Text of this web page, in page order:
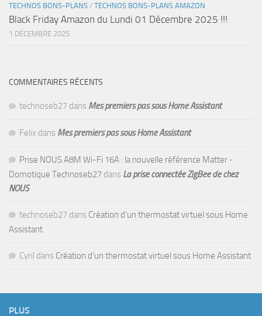
TECHNOS BONS-PLANS / TECHNOS BONS-PLANS AMAZON
Black Friday Amazon du Lundi 01 Décembre 2025 !!!
1 DÉCEMBRE 2025
COMMENTAIRES RÉCENTS
technoseb27 dans Mes premiers pas sous Home Assistant
Felix dans Mes premiers pas sous Home Assistant
Prise NOUS A8M Wi-Fi 16A : la nouvelle référence Matter -
Domotique Technoseb27 dans La prise connectée ZigBee de chez
NOUS
technoseb27 dans Création d’un thermostat virtuel sous Home
Assistant
Cyril dans Création d’un thermostat virtuel sous Home Assistant
PLUS